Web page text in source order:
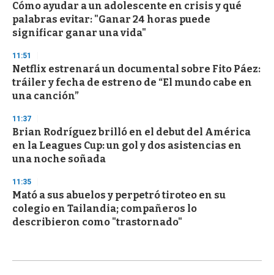
Cómo ayudar a un adolescente en crisis y qué
palabras evitar: "Ganar 24 horas puede
significar ganar una vida"
11:51
Netflix estrenará un documental sobre Fito Páez:
tráiler y fecha de estreno de “El mundo cabe en
una canción”
11:37
Brian Rodríguez brilló en el debut del América
en la Leagues Cup: un gol y dos asistencias en
una noche soñada
11:35
Mató a sus abuelos y perpetró tiroteo en su
colegio en Tailandia; compañeros lo
describieron como "trastornado"